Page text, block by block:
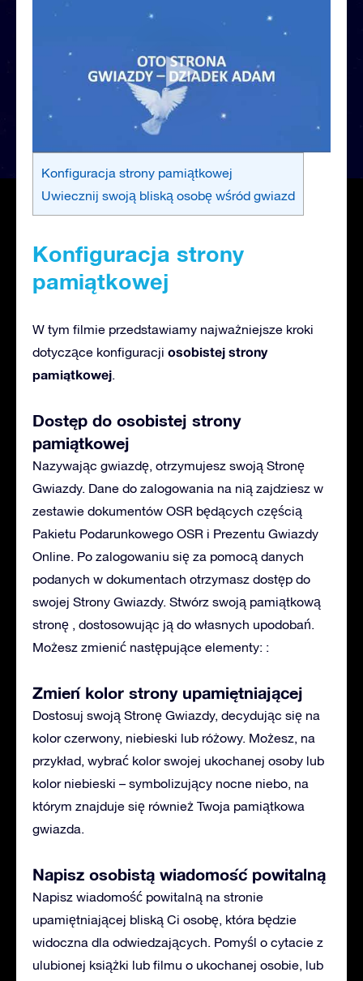
Konfiguracja strony pamiątkowej
Uwiecznij swoją bliską osobę wśród gwiazd
Konfiguracja strony
pamiątkowej
W tym filmie przedstawiamy najważniejsze kroki
dotyczące konfiguracji osobistej strony
pamiątkowej.
Dostęp do osobistej strony
pamiątkowej
Nazywając gwiazdę, otrzymujesz swoją Stronę
Gwiazdy. Dane do zalogowania na nią zajdziesz w
zestawie dokumentów OSR będących częścią
Pakietu Podarunkowego OSR i Prezentu Gwiazdy
Online. Po zalogowaniu się za pomocą danych
podanych w dokumentach otrzymasz dostęp do
swojej Strony Gwiazdy. Stwórz swoją pamiątkową
stronę , dostosowując ją do własnych upodobań.
Możesz zmienić następujące elementy: :
Zmień kolor strony upamiętniającej
Dostosuj swoją Stronę Gwiazdy, decydując się na
kolor czerwony, niebieski lub różowy. Możesz, na
przykład, wybrać kolor swojej ukochanej osoby lub
kolor niebieski – symbolizujący nocne niebo, na
którym znajduje się również Twoja pamiątkowa
gwiazda.
Napisz osobistą wiadomość powitalną
Napisz wiadomość powitalną na stronie
upamiętniającej bliską Ci osobę, która będzie
widoczna dla odwiedzających. Pomyśl o cytacie z
ulubionej książki lub filmu o ukochanej osobie, lub